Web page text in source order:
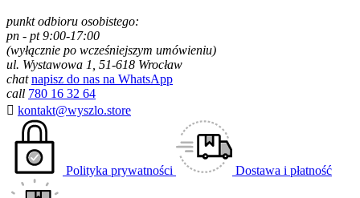
punkt odbioru osobistego:
pn - pt 9:00-17:00
(wyłącznie po wcześniejszym umówieniu)
ul. Wystawowa 1, 51-618 Wrocław
chat napisz do nas na WhatsApp
call 780 16 32 64
 kontakt@wyszlo.store
Polityka prywatności Dostawa i płatność